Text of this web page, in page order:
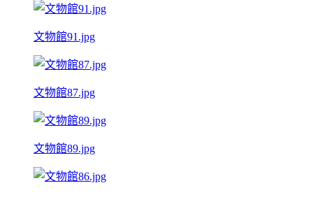
文物館91.jpg
文物館87.jpg
文物館89.jpg